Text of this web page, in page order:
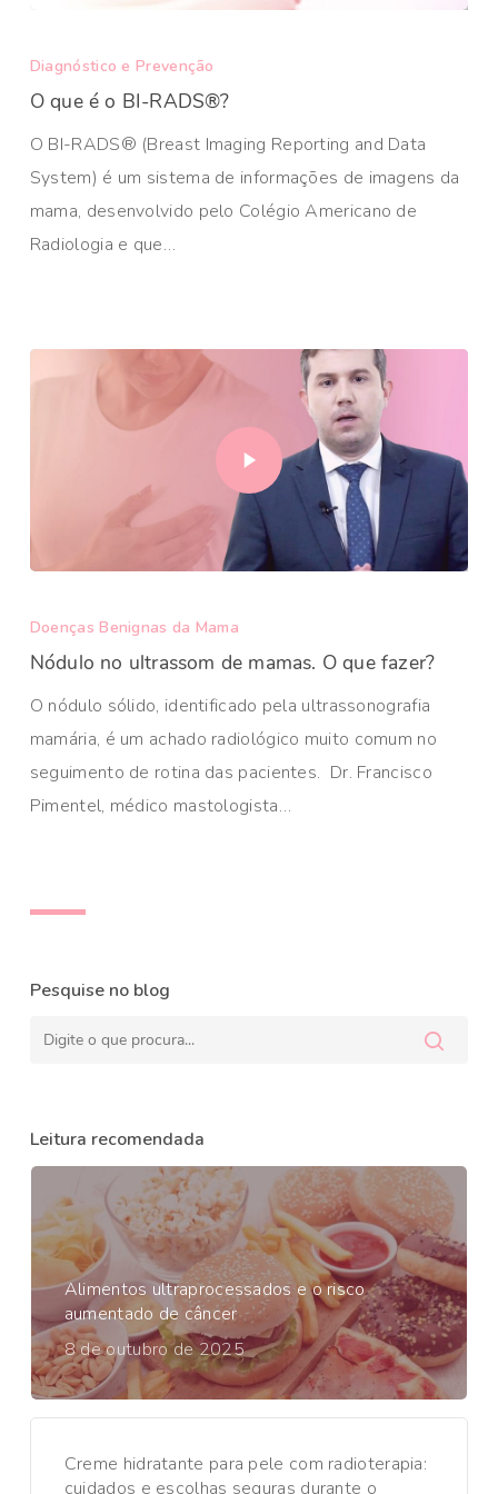
Diagnóstico e Prevenção
O que é o BI-RADS®?
O BI-RADS® (Breast Imaging Reporting and Data
System) é um sistema de informações de imagens da
mama, desenvolvido pelo Colégio Americano de
Radiologia e que…
Doenças Benignas da Mama
Nódulo no ultrassom de mamas. O que fazer?
O nódulo sólido, identificado pela ultrassonografia
mamária, é um achado radiológico muito comum no
seguimento de rotina das pacientes. ​ Dr. Francisco
Pimentel, médico mastologista…
Pesquise no blog
Leitura recomendada
Alimentos ultraprocessados e o risco
aumentado de câncer
8 de outubro de 2025
Creme hidratante para pele com radioterapia:
cuidados e escolhas seguras durante o